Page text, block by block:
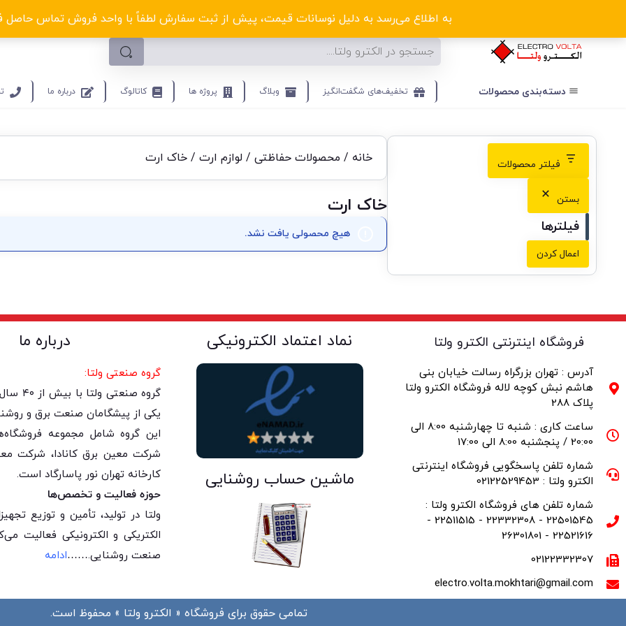
به اطلاع می‌رسد به دلیل نوسانات قیمت، پیش از ثبت سفارش لطفاً با واحد فروش تماس حاصل
الکترو ولتا با تخفیف‌های شگفت‌انگیز! کلیک کنید
دسته‌بندی‌ محصولات تخفیف‌های شگفت‌انگیز وبلاگ پروژه ها کاتالوگ درباره ما
فیلتر محصولات
بستن
فیلترها
اعمال کردن
خانه / محصولات حفاظتی / لوازم ارت / خاک ارت
خاک ارت
هیچ محصولی یافت نشد.
فروشگاه اینترنتی الکترو ولتا
آدرس : تهران بزرگراه رسالت خیابان بنی
هاشم نبش کوچه لاله فروشگاه الکترو ولتا
پلاک 288
ساعت کاری : شنبه تا چهارشنبه 8:00 الی
20:00 / پنجشنبه 8:00 الی 17:00
شماره تلفن پاسخگویی فروشگاه اینترنتی
الکترو ولتا : 02122529453
شماره تلفن های فروشگاه الکترو ولتا :
22501545 - 22332308 - 22511515 -
22521616 - 26301801
02122332307
electro.volta.mokhtari@gmail.com
نماد اعتماد الکترونیکی
ماشین حساب روشنایی
درباره ما
گروه صنعتی ولتا:
گروه
یکی از پیشگامان صنعت برق و
این گروه شامل مجموعه
شرکت معین برق کانادا، شرکت
کارخانه تهران نور پاسارگاد است.
حوزه فعالیت و تخصص‌ها
ولتا در تولید، تأمین و توزیع
الکتریکی و الکترونیکی فعالیت
صنعت روشنایی.……ادامه
تمامی حقوق برای فروشگاه « الکترو ولتا » محفوظ است.